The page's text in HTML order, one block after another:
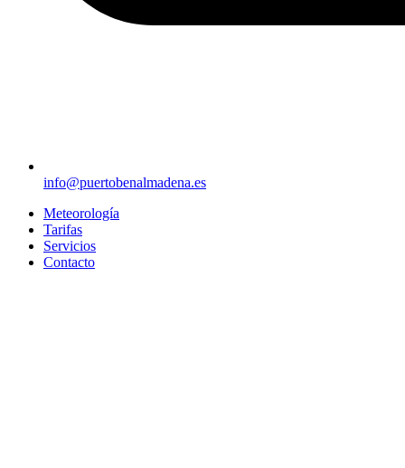
info@puertobenalmadena.es
Meteorología
Tarifas
Servicios
Contacto